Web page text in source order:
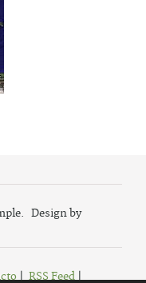
Design by
| RSS Feed|